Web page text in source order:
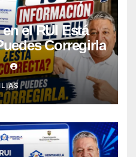
el RUI Está
Corregirla